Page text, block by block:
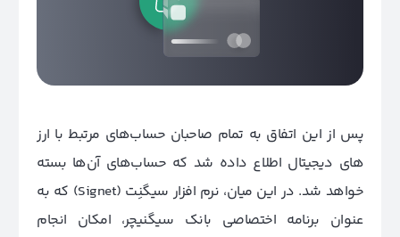
پس از این اتفاق به تمام صاحبان حساب‌های مرتبط با ارز
های دیجیتال اطلاع داده شد که حساب‌های آن‌ها بسته
خواهد شد. در این میان، نرم افزار سیگنِت (Signet) که به
عنوان برنامه اختصاصی بانک سیگنیچر، امکان انجام